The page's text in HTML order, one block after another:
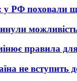
у РФ поховали
правила
не вступить